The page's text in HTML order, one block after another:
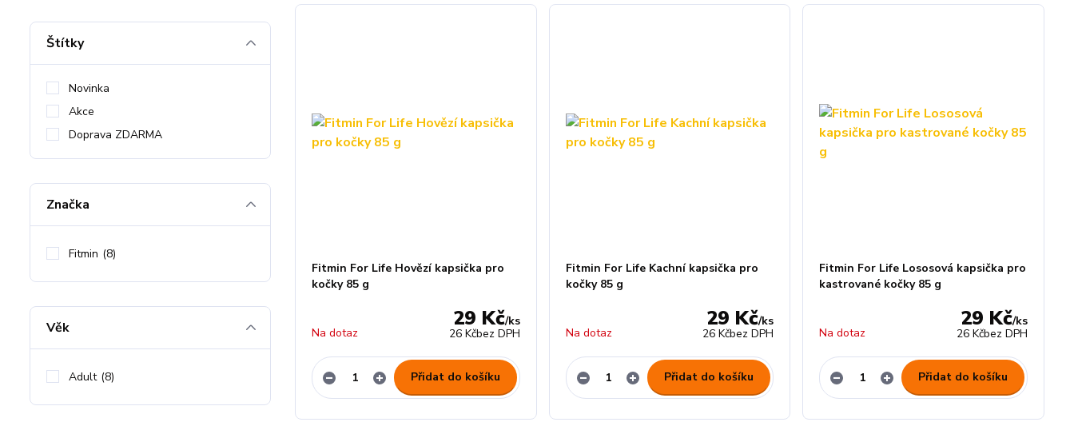
Fitmin For Life Hovězí kapsička pro
kočky 85 g
29 Kč/ks
26 Kčbez DPH
Na dotaz
Přidat do košíku
Fitmin For Life Kachní kapsička pro
kočky 85 g
29 Kč/ks
26 Kčbez DPH
Na dotaz
Přidat do košíku
Fitmin For Life Lososová kapsička pro
kastrované kočky 85 g
29 Kč/ks
26 Kčbez DPH
Na dotaz
Přidat do košíku
Štítky
Novinka
Akce
Doprava ZDARMA
Značka
Fitmin (8)
Věk
Adult (8)